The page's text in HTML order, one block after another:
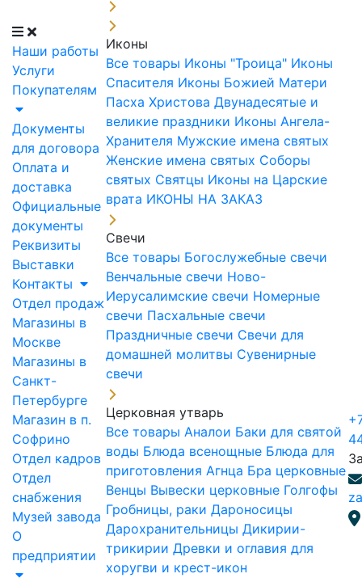
Наши работы
Услуги
Покупателям
Документы
для договора
Оплата и
доставка
Официальные
документы
Реквизиты
Выставки
Контакты
Отдел продаж
Магазины в
Москве
Магазины в
Санкт-
Петербурге
Магазин в п.
Софрино
Отдел кадров
Отдел
снабжения
Музей завода
О
предприятии
Иконы
Все товары Иконы "Троица" Иконы
Спасителя Иконы Божией Матери
Пасха Христова Двунадесятые и
великие праздники Иконы Ангела-
Хранителя Мужские имена святых
Женские имена святых Соборы
святых Святцы Иконы на Царские
врата ИКОНЫ НА ЗАКАЗ
Свечи
Все товары Богослужебные свечи
Венчальные свечи Ново-
Иерусалимские свечи Номерные
свечи Пасхальные свечи
Праздничные свечи Свечи для
домашней молитвы Сувенирные
свечи
Церковная утварь
Все товары Аналои Баки для святой
воды Блюда всенощные Блюда для
приготовления Агнца Бра церковные
Венцы Вывески церковные Голгофы
Гробницы, раки Дароносицы
Дарохранительницы Дикирии-
трикирии Древки и оглавия для
хоругви и крест-икон